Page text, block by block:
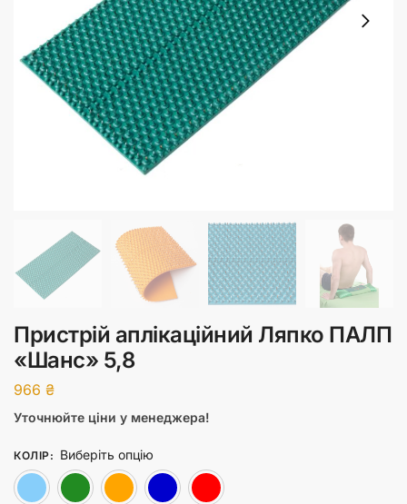
Пристрій аплікаційний Ляпко ПАЛП
«Шанс» 5,8
966 ₴
Уточнюйте ціни у менеджера!
КОЛІР: Виберіть опцію
БлакитнийЗеленийПомаранчевий